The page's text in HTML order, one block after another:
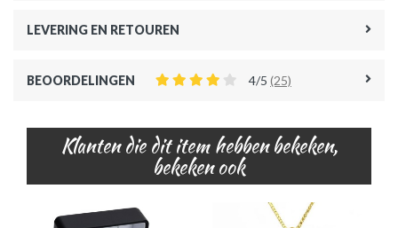
LEVERING EN RETOUREN
BEOORDELINGEN 4/5 (25)
Klanten die dit item hebben bekeken,
bekeken ook